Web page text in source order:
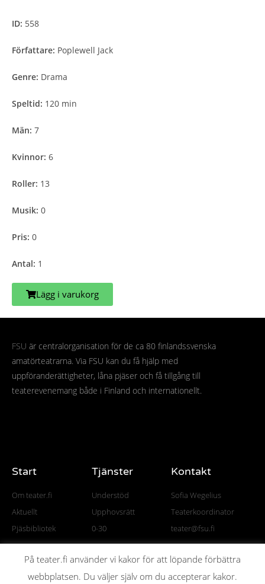
ID: 558
Författare: Poplewell Jack
Genre: Drama
Speltid: 120 min
Män: 7
Kvinnor: 6
Roller: 13
Musik: 0
Pris: 0
Antal: 1
Lägg i varukorg
FSU är centralorganisation för de ca 80 finlandssvenska
amatörteatrarna. Via FSU kan du få hjälp med
uppföranderättigheter, låna pjäser och få tillgång till
teaterevenemang både i Finland och internationellt.
Start
Om teater.fi
Aktuellt
Pjäsbibliotek
Tjänster
Understöd
Upphovsrätt
0-30
Kontakt
Sofia Wegelius
Teaterkoordinator
teater@fsu.fi
© All rights reserved
På teater.fi använder vi kakor för att löpande förbättra
webbplatsen. Du väljer själv om du accepterar kakor.